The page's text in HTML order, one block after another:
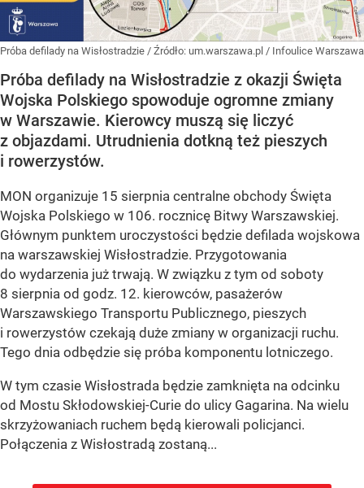
Próba defilady na Wisłostradzie / Źródło: um.warszawa.pl / Infoulice Warszawa
Próba defilady na Wisłostradzie z okazji Święta
Wojska Polskiego spowoduje ogromne zmiany
w Warszawie. Kierowcy muszą się liczyć
z objazdami. Utrudnienia dotkną też pieszych
i rowerzystów.
MON organizuje 15 sierpnia centralne obchody Święta
Wojska Polskiego w 106. rocznicę Bitwy Warszawskiej.
Głównym punktem uroczystości będzie defilada wojskowa
na warszawskiej Wisłostradzie. Przygotowania
do wydarzenia już trwają. W związku z tym od soboty
8 sierpnia od godz. 12. kierowców, pasażerów
Warszawskiego Transportu Publicznego, pieszych
i rowerzystów czekają duże zmiany w organizacji ruchu.
Tego dnia odbędzie się próba komponentu lotniczego.
W tym czasie Wisłostrada będzie zamknięta na odcinku
od Mostu Skłodowskiej-Curie do ulicy Gagarina. Na wielu
skrzyżowaniach ruchem będą kierowali policjanci.
Połączenia z Wisłostradą zostaną...